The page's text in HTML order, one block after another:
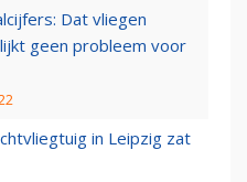
Dat vliegen
geen probleem voor
in Leipzig zat